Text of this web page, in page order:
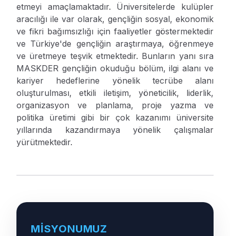
etmeyi amaçlamaktadır. Üniversitelerde kulüpler
aracılığı ile var olarak, gençliğin sosyal, ekonomik
ve fikri bağımsızlığı için faaliyetler göstermektedir
ve Türkiye'de gençliğin araştırmaya, öğrenmeye
ve üretmeye teşvik etmektedir. Bunların yanı sıra
MASKDER gençliğin okuduğu bölüm, ilgi alanı ve
kariyer hedeflerine yönelik tecrübe alanı
oluşturulması, etkili iletişim, yöneticilik, liderlik,
organizasyon ve planlama, proje yazma ve
politika üretimi gibi bir çok kazanımı üniversite
yıllarında kazandırmaya yönelik çalışmalar
yürütmektedir.
MISYONUMUZ